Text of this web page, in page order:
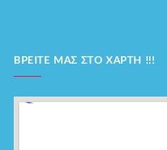
ΒΡΕΊΤΕ ΜΑΣ ΣΤΟ ΧΆΡΤΗ !!!